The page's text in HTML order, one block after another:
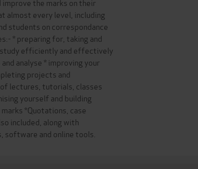
almost every level, including
students on correspondance
* preparing for, taking and
efficiently and effectively
analyse * improving your
projects and
lectures, tutorials, classes
yourself and building
*Quotations, case
included, along with